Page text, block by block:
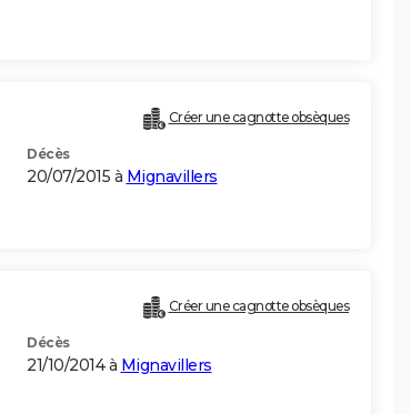
Créer une cagnotte obsèques
Décès
20/07/2015 à Mignavillers
Créer une cagnotte obsèques
Décès
21/10/2014 à Mignavillers